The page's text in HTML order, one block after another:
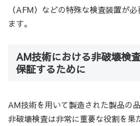
（AFM）などの特殊な検査装置が
ます。
AM技術における非破壊検
保証するために
AM技術を用いて製造された製品の
非破壊検査は非常に重要な役割を果